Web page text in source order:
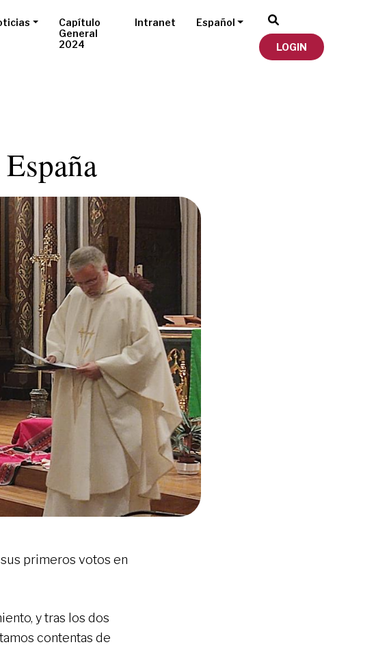
Capítulo
General
2024
Intranet Español
LOGIN
sus primeros votos en
y tras los dos
contentas de